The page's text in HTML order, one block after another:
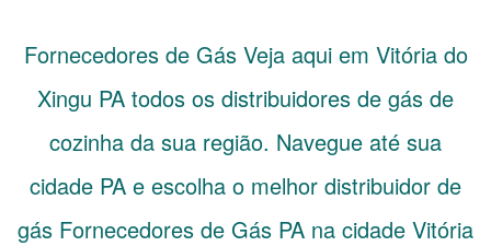
Fornecedores de Gás Veja aqui em Vitória do
Xingu PA todos os distribuidores de gás de
cozinha da sua região. Navegue até sua
cidade PA e escolha o melhor distribuidor de
gás Fornecedores de Gás PA na cidade Vitória